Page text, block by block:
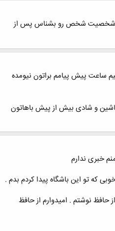
شخصیت شخص رو بشناس پس از
ساعت پیش پیامم براتون نیومده
و شادی بیش از پیش باهاتون
خبری ندارم
که تو این باشگاه پیدا کردم بدم .
حافظ نوشتم . امیدوارم از حافظ